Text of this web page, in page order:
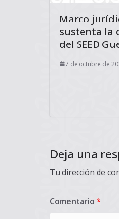
Marco
sustenta la
del SEED
7 de octubre de
Deja una
Tu dirección de
Comentario *